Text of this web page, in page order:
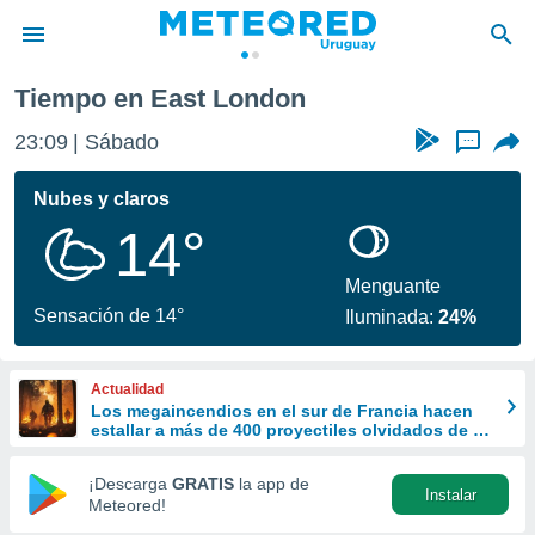
de
ha
calidad.
a este
las
y
forma
digital
basada
Tiempo en East London
23:09 Sábado ...
Nubes y claros
14°
Sensación de 14°
Menguante
Iluminada:24%
Actualidad
Los megaincendios en el sur de Francia hacen
estallar a más de 400 proyectiles olvidados de la
¡Descarga GRATIS la app de
Meteored!
Instalar